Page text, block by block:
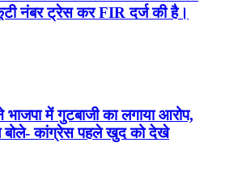
नंबर ट्रेस कर FIR दर्ज की है।
में गुटबाजी का लगाया आरोप,
बोले- कांग्रेस पहले खुद को देखे